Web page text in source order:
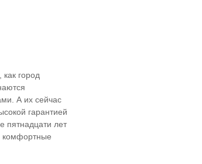
город
А их сейчас
гарантией
пятнадцати лет
комфортные